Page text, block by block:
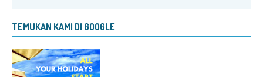
TEMUKAN KAMI DI GOOGLE